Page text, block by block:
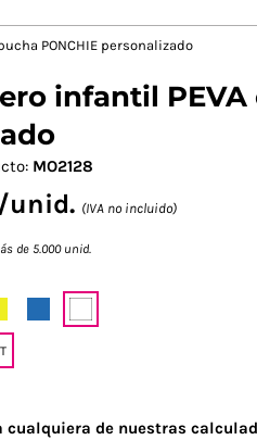
PONCHIE personalizado
infantil PEVA
MO2128
/unid. (IVA no incluido)
de 5.000 unid.
cualquiera de nuestras